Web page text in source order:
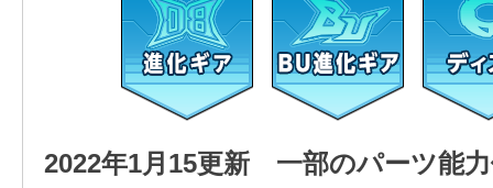
2022年1月15更新 一部のパーツ能